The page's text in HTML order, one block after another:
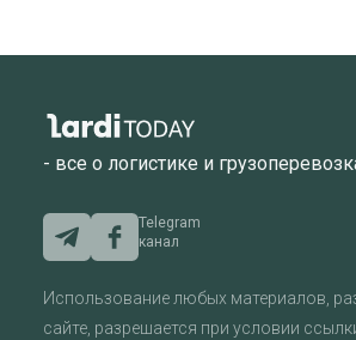
- все о логистике и
Telegram
канал
Использование любых материалов,
сайте, разрешается при условии